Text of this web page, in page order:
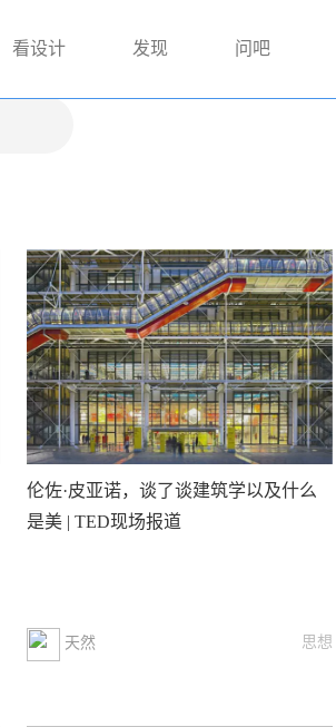
看设计 发现 问吧
伦佐·皮亚诺，谈了谈建筑学以及什么
是美 | TED现场报道
天然 思想